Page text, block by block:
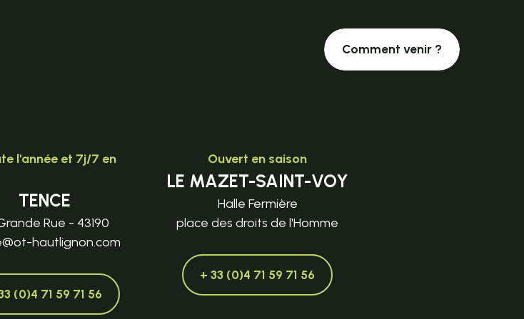
Comment venir ?
l'année et 7j/7 en
TENCE
Rue - 43190
hautlignon.com
(0)4 71 59 71 56
Ouvert en saison
LE MAZET-SAINT-VOY
Halle Fermière
place des droits de l'Homme
+ 33 (0)4 71 59 71 56